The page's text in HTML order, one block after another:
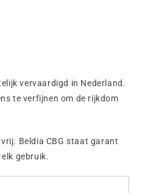
vervaardigd in Nederland.
te verfijnen om de rijkdom
Beldia CBG staat garant
gebruik.